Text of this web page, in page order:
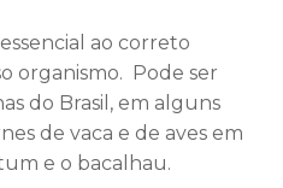
ao correto
organismo. Pode ser
do Brasil, em alguns
de vaca e de aves em
e o bacalhau.